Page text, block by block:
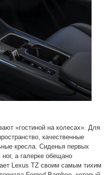
«гостиной на колесах». Для
качественные
кресла. Сиденья первых
а галерке обещано
Lexus TZ своим самым тихим